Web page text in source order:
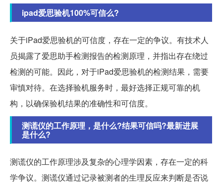
ipad爱思验机100%可信么?
关于iPad爱思验机的可信度，存在一定的争议。有技术人
员揭露了爱思助手检测报告的检测原理，并指出存在绕过
检测的可能。因此，对于iPad爱思验机的检测结果，需要
审慎对待。在选择验机服务时，最好选择正规可靠的机
构，以确保验机结果的准确性和可信度。
测谎仪的工作原理，是什么?结果可信吗?最新进展
是什么?
测谎仪的工作原理涉及复杂的心理学因素，存在一定的科
学争议。测谎仪通过记录被测者的生理反应来判断是否说